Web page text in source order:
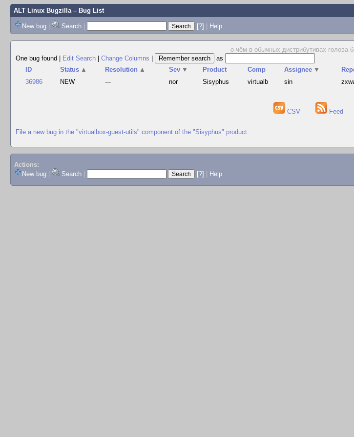
ALT Linux Bugzilla– Bug List
New bug | Search | [?] | Help
о чём в обычных дистрибутивах голова
One bug found
Edit Search Change Columns
as
ID
Status ▲ Resolution ▲ Sev ▼ Product Comp Assignee ▼
36986
NEW --- nor Sisyphus virtualb sin
CSV Feed
File a new bug in the "virtualbox-guest-utils" component of the "Sisyphus" product
Actions:
New bug
Search [?] Help